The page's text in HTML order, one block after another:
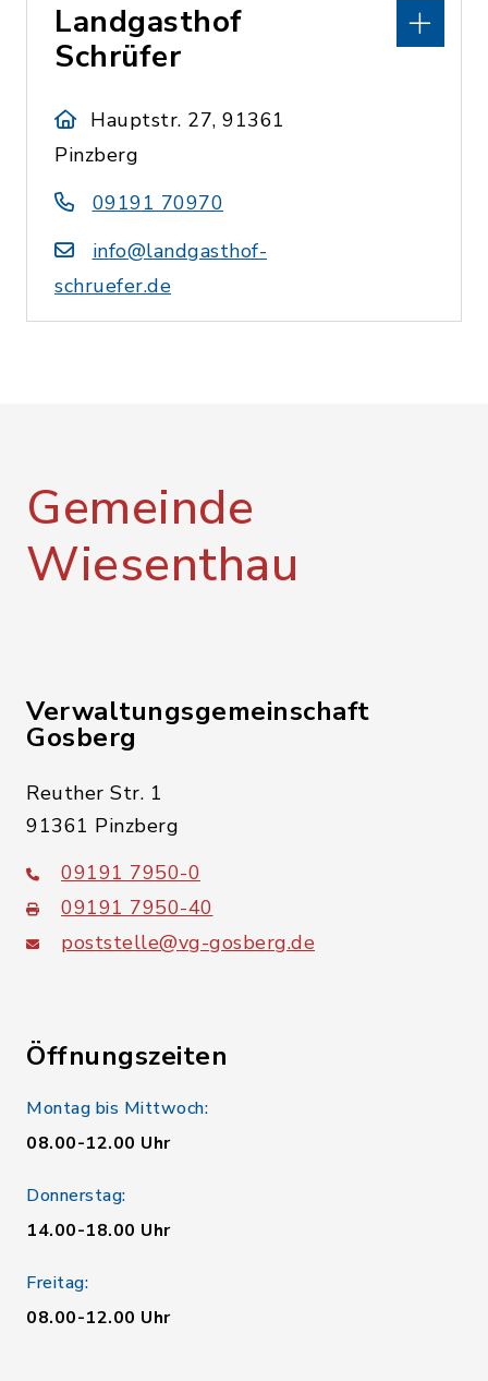
Landgasthof
Schrüfer
Hauptstr. 27, 91361
Pinzberg
09191 70970
info@landgasthof-
schruefer.de
Gemeinde
Wiesenthau
Verwaltungsgemeinschaft
Gosberg
Reuther Str. 1
91361 Pinzberg
09191 7950-0
09191 7950-40
poststelle@vg-gosberg.de
Öffnungszeiten
Montag bis Mittwoch:
08.00-12.00 Uhr
Donnerstag:
14.00-18.00 Uhr
Freitag:
08.00-12.00 Uhr